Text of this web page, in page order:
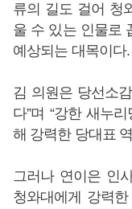
류의 길도 걸어 청
울 수 있는 인물로
예상되는 대목이다.
김 의원은 당선소
다”며 “강한 새누
해 강력한 당대표
그러나 연이은 인
청와대에게 강력